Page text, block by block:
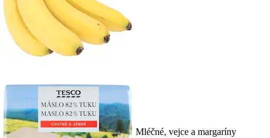
Mléčné, vejce a margaríny